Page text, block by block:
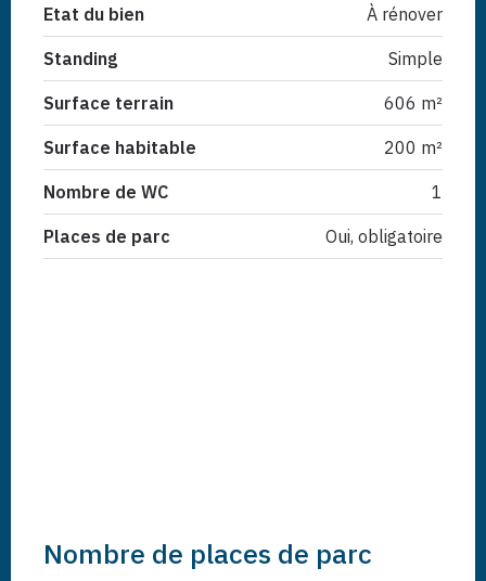
Etat du bien À rénover
Standing Simple
Surface terrain 606 m²
Surface habitable 200 m²
Nombre de WC 1
Places de parc Oui, obligatoire
Nombre de places de parc